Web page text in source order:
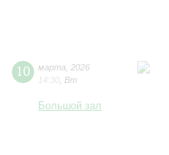
10 марта
2026
14:30 Вт
Большой зал